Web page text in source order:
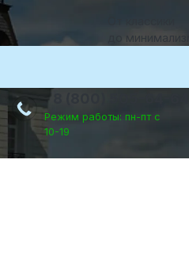
до
Режим работы: пн-пт с
10-19